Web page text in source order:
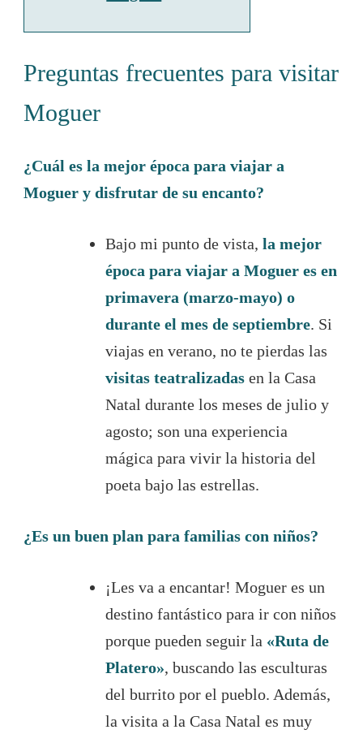
Preguntas frecuentes para visitar
Moguer
¿Cuál es la mejor época para viajar a
Moguer y disfrutar de su encanto?
Bajo mi punto de vista,la mejor
época para viajar a Moguer es en
primavera (marzo-mayo) o
durante el mes de septiembre. Si
viajas en verano, no te pierdas las
visitas teatralizadas en la Casa
Natal durante los meses de julio y
agosto; son una experiencia
mágica para vivir la historia del
poeta bajo las estrellas.
¿Es un buen plan para familias con niños?
¡Les va a encantar! Moguer es un
destino fantástico para ir con niños
porque pueden seguir la «Ruta de
Platero», buscando las esculturas
del burrito por el pueblo. Además,
la visita a la Casa Natal es muy